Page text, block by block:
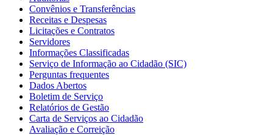
Convênios e Transferências
Receitas e Despesas
Licitações e Contratos
Servidores
Informações Classificadas
Serviço de Informação ao Cidadão (SIC)
Perguntas frequentes
Dados Abertos
Boletim de Serviço
Relatórios de Gestão
Carta de Serviços ao Cidadão
Avaliação e Correição